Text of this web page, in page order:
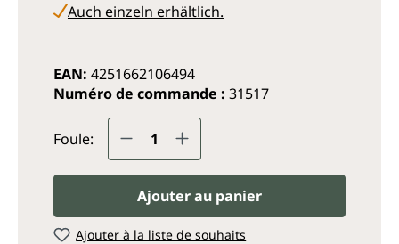
Auch einzeln erhältlich.
EAN: 4251662106494
Numéro de commande : 31517
Foule: Quantité de produit :
Ajouter au panier
Ajouter à la liste de souhaits